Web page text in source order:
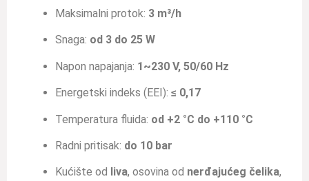
Maksimalni protok: 3 m³/h
Snaga: od 3 do 25 W
Napon napajanja: 1~230 V, 50/60 Hz
Energetski indeks (EEI): ≤ 0,17
Temperatura fluida: od +2 °C do +110 °C
Radni pritisak: do 10 bar
Kućište od liva, osovina od nerđajućeg čelika,